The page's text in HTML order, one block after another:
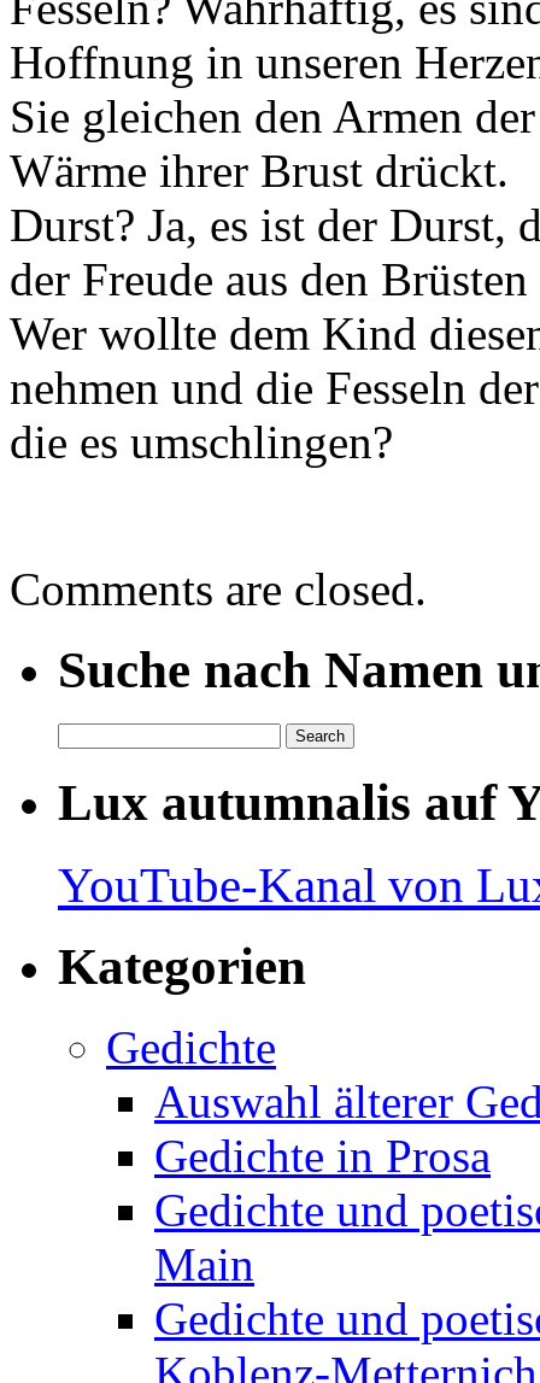
Hoffnung in unseren
Sie gleichen den Armen
Wärme ihrer Brust drückt.
Durst? Ja, es ist der Durst,
der Freude aus den
Wer wollte dem Kind
nehmen und die Fesseln
die es umschlingen?
Comments are closed.
Suche nach Namen
Lux autumnalis auf
YouTube-Kanal von
Kategorien
Gedichte
Auswahl älterer
Gedichte in Prosa
Gedichte und
Main
Gedichte und